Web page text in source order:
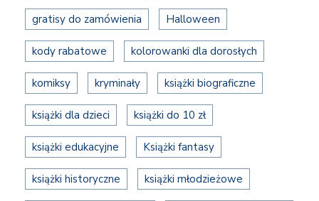
gratisy do zamówienia Halloween
kody rabatowe kolorowanki dla dorosłych
komiksy kryminały książki biograficzne
książki dla dzieci książki do 10 zł
książki edukacyjne Książki fantasy
książki historyczne książki młodzieżowe